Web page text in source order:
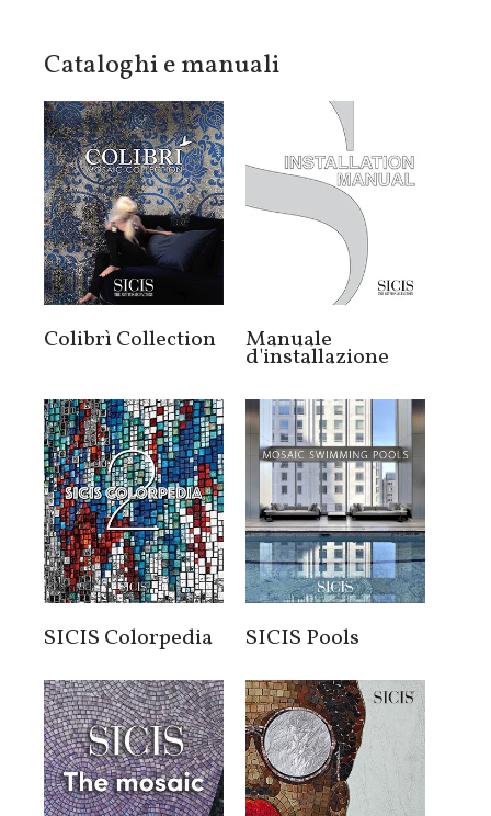
Cataloghi e manuali
Colibrì Collection Manuale
d'installazione
SICIS Colorpedia SICIS Pools